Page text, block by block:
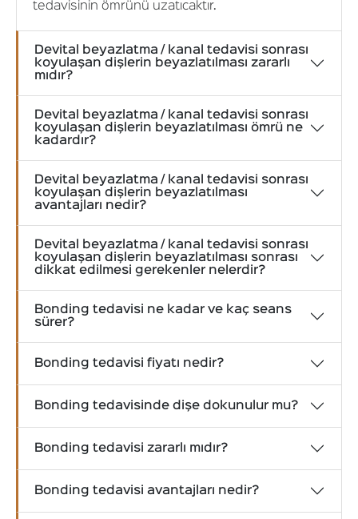
tedavisinin ömrünü uzatıcaktır.
Devital beyazlatma / kanal tedavisi sonrası
koyulaşan dişlerin beyazlatılması zararlı
mıdır?
Devital beyazlatma / kanal tedavisi sonrası
koyulaşan dişlerin beyazlatılması ömrü ne
kadardır?
Devital beyazlatma / kanal tedavisi sonrası
koyulaşan dişlerin beyazlatılması
avantajları nedir?
Devital beyazlatma / kanal tedavisi sonrası
koyulaşan dişlerin beyazlatılması sonrası
dikkat edilmesi gerekenler nelerdir?
Bonding tedavisi ne kadar ve kaç seans
sürer?
Bonding tedavisi fiyatı nedir?
Bonding tedavisinde dişe dokunulur mu?
Bonding tedavisi zararlı mıdır?
Bonding tedavisi avantajları nedir?